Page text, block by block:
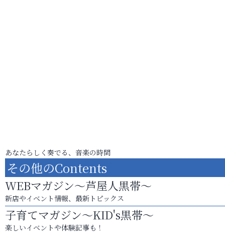
あなたらしく奏でる、音楽の時間
その他のContents
WEBマガジン～芦屋人黒帯～
新店やイベント情報、最新トピックス
子育てマガジン～KID's黒帯～
楽しいイベントや体験記事も！